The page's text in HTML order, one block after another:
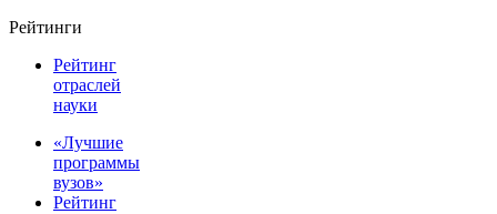
Рейтинги
Рейтинг
отраслей
науки
«Лучшие
программы
вузов»
Рейтинг